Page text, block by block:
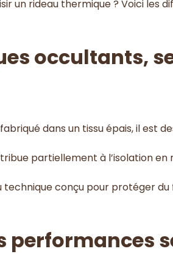
un rideau thermique ? Voici les
occultants,
dans un tissu épais, il est
partiellement à l’isolation
technique conçu pour protéger du
performances